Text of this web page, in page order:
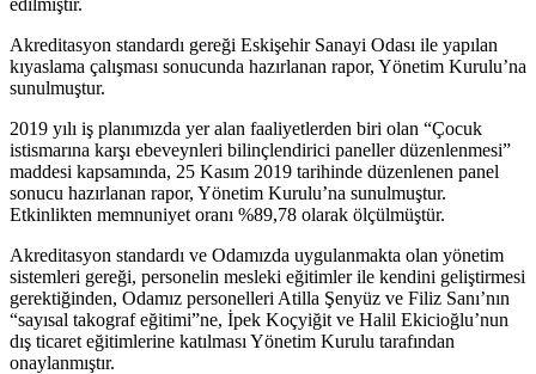
Akreditasyon standardı gereği Eskişehir Sanayi Odası ile yapılan
kıyaslama çalışması sonucunda hazırlanan rapor, Yönetim Kurulu’na
sunulmuştur.
2019 yılı iş planımızda yer alan faaliyetlerden biri olan “Çocuk
istismarına karşı ebeveynleri bilinçlendirici paneller düzenlenmesi”
maddesi kapsamında, 25 Kasım 2019 tarihinde düzenlenen panel
sonucu hazırlanan rapor, Yönetim Kurulu’na sunulmuştur.
Etkinlikten memnuniyet oranı %89,78 olarak ölçülmüştür.
Akreditasyon standardı ve Odamızda uygulanmakta olan yönetim
sistemleri gereği, personelin mesleki eğitimler ile kendini geliştirmesi
gerektiğinden, Odamız personelleri Atilla Şenyüz ve Filiz Sanı’nın
“sayısal takograf eğitimi”ne, İpek Koçyiğit ve Halil Ekicioğlu’nun
dış ticaret eğitimlerine katılması Yönetim Kurulu tarafından
onaylanmıştır.